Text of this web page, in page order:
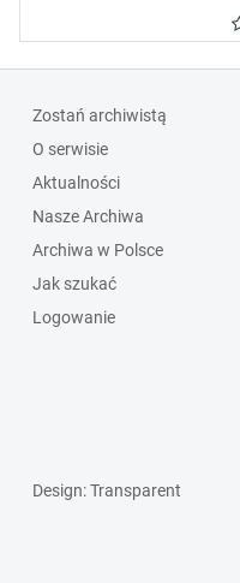
Zostań archiwistą
O serwisie
Aktualności
Nasze Archiwa
Archiwa w Polsce
Jak szukać
Logowanie
Design: Transparent